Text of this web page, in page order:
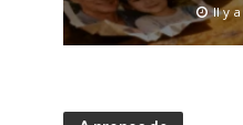
Il y